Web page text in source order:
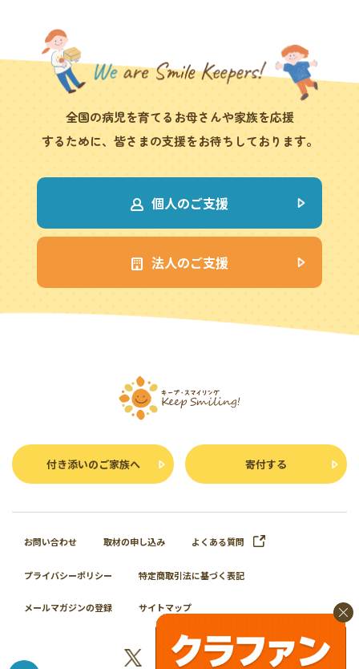
全国の病児を育てるお母さんや家族を応援
するために、皆さまの支援をお待ちしております。
個人のご支援
法人のご支援
付き添いのご家族へ 寄付する
お問い合わせ 取材の申し込み よくある質問
プライバシーポリシー 特定商取引法に基づく表記
メールマガジンの登録 サイトマップ